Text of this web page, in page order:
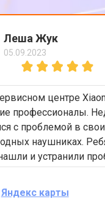
Леша Жук
05.09.2023
центре
профессионалы.
с проблемой в
наушниках.
и устранили
Цены
на высоком
Яндекс карты